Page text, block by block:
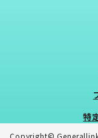
特
Copyright©